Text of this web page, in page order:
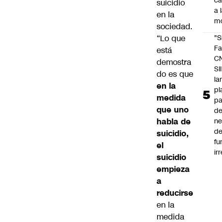
suicidio
en la
sociedad.
“Lo que
está
demostra
do es que
en la
medida
que uno
habla de
suicidio,
el
suicidio
empieza
a
reducirse
en la
medida
a
SII
de